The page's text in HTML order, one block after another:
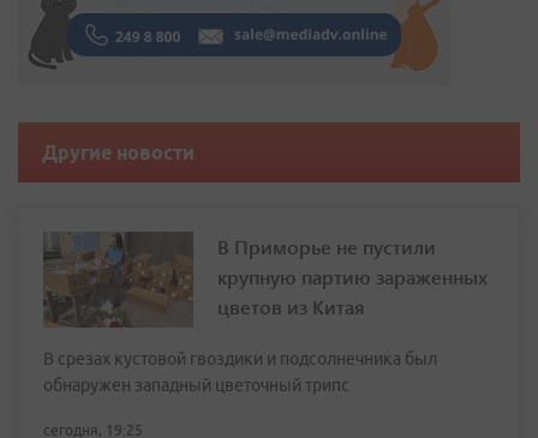
Другие новости
В Приморье не пустили
крупную партию зараженных
цветов из Китая
В срезах кустовой гвоздики и подсолнечника был
обнаружен западный цветочный трипс
сегодня, 19:25